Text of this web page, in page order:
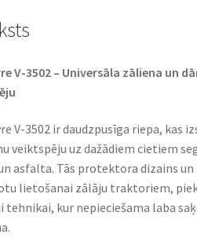
V-3502 – Universāla zāliena un
V-3502 ir daudzpusīga riepa, kas
veiktspēju uz dažādiem cietiem
asfalta. Tās protektora dizains
lietošanai zālāju traktoriem,
tehnikai, kur nepieciešama laba